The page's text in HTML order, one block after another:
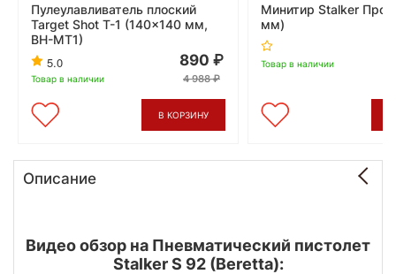
Пулеулавливатель плоский
Target Shot T-1 (140x140 мм,
BH-MT1)
5.0
Товар в наличии
890
4 988
В КОРЗИНУ
Минитир Stalker
мм)
Товар в наличии
Описание
Видео обзор на Пневматический пистолет
Stalker S 92 (Beretta):